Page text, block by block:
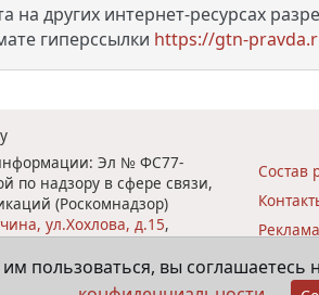
других интернет-ресурсах
гиперссылки https://gtn-
пользоваться, вы соглашаетесь
информации: Эл № ФС77-
по надзору в сфере связи,
(Роскомнадзор)
ул.Хохлова, д.15,
Состав